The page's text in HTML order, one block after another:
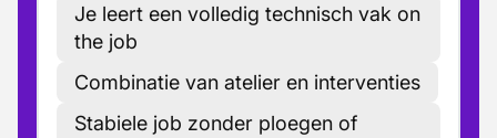
Je leert een volledig technisch vak on
the job
Combinatie van atelier en interventies
Stabiele job zonder ploegen of